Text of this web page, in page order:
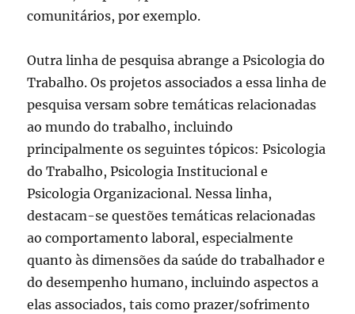
comunitários, por exemplo.
Outra linha de pesquisa abrange a Psicologia do
Trabalho. Os projetos associados a essa linha de
pesquisa versam sobre temáticas relacionadas
ao mundo do trabalho, incluindo
principalmente os seguintes tópicos: Psicologia
do Trabalho, Psicologia Institucional e
Psicologia Organizacional. Nessa linha,
destacam-se questões temáticas relacionadas
ao comportamento laboral, especialmente
quanto às dimensões da saúde do trabalhador e
do desempenho humano, incluindo aspectos a
elas associados, tais como prazer/sofrimento